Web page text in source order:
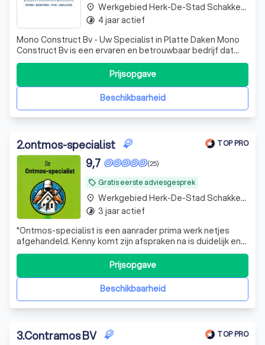
Mono Construct Bv - Uw Specialist in Platte Daken Mono
Construct Bv is een ervaren en betrouwbaar bedrijf dat
gespecialiseerd is in het aanleggen en renoveren van
platte daken. Wij bieden hoogwaardige oplossingen met
EPDM, roofing, en isolatie, en zorgen ervoor dat elk
dakproject professioneel en d
Beschikbaarheid
Prijsopgave
place Werkgebied Herk-De-Stad Schakkebroek
timelapse 4 jaar actief
2.ontmos-specialist TOP PRO
local_offer Gratis eerste adviesgesprek
(25)
9,7
"Ontmos-specialist is een aanrader prima werk netjes
afgehandeld. Kenny komt zijn afspraken na is duidelijk en
transparant in het communiceren."
Beschikbaarheid
Prijsopgave
place Werkgebied Herk-De-Stad Schakkebroek
timelapse 3 jaar actief
3.Contramos BV TOP PRO